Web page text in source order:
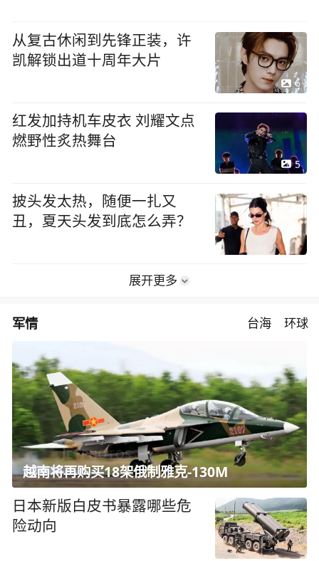
从复古休闲到先锋正装，许
凯解锁出道十周年大片
6
红发加持机车皮衣 刘耀文点
燃野性炙热舞台
5
披头发太热，随便一扎又
丑，夏天头发到底怎么弄？
展开更多
军情 台海 环球
越南将再购买18架俄制雅克-130M
日本新版白皮书暴露哪些危
险动向